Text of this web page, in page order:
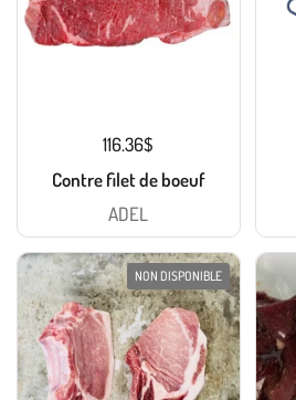
116.36$
Contre filet de boeuf
ADEL
NON DISPONIBLE